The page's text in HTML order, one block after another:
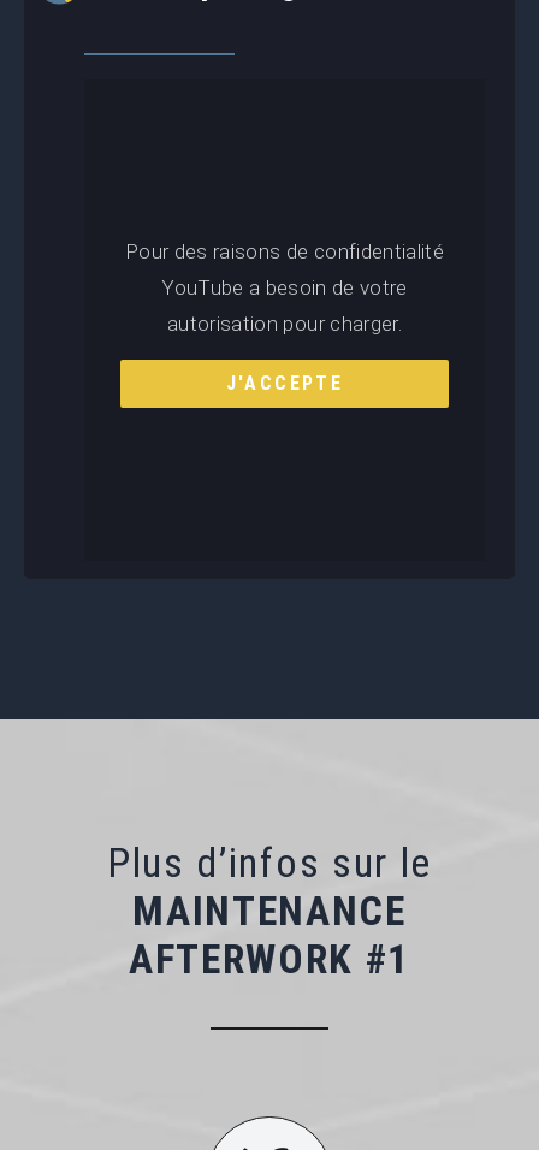
Pour des raisons de confidentialité
YouTube a besoin de votre
autorisation pour charger.
J'ACCEPTE
Plus d’infos sur le
MAINTENANCE
AFTERWORK #1